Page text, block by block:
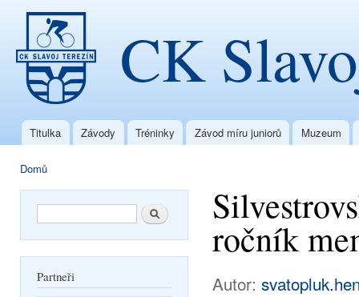
CK
Hlavní menu
Titulka Závody Tréninky Závod míru juniorů Muzeum
Domů
Vyhledávání Hledat
Partneři
ročník
Autor: